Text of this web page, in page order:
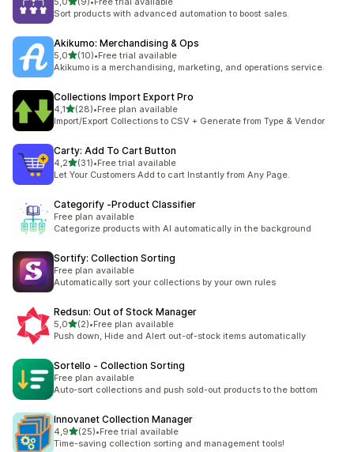
toplam 9 değerlendirme
Sort products with advanced automation to boost sales.
Akikumo: Merchandising & Ops
5,05 yıldız üzerinden
(10)
toplam 10 değerlendirme
•Free trial available
Akikumo is a merchandising, marketing, and operations service.
Collections Import Export Pro
4,15 yıldız üzerinden
(28)
toplam 28 değerlendirme
•Free plan available
Import/Export Collections to CSV + Generate from Type & Vendor
Carty: Add To Cart Button
4,25 yıldız üzerinden
(31)
toplam 31 değerlendirme
•Free trial available
Let Your Customers Add to cart Instantly from Any Page.
Categorify ‑Product Classifier
Free plan available
Categorize products with AI automatically in the background
Sortify: Collection Sorting
Free plan available
Automatically sort your collections by your own rules
Redsun: Out of Stock Manager
5,05 yıldız üzerinden
(2)
toplam 2 değerlendirme
•Free plan available
Push down, Hide and Alert out-of-stock items automatically
Sortello ‑ Collection Sorting
Free plan available
Auto-sort collections and push sold-out products to the bottom
Innovanet Collection Manager
4,95 yıldız üzerinden
(25)
toplam 25 değerlendirme
•Free trial available
Time-saving collection sorting and management tools!